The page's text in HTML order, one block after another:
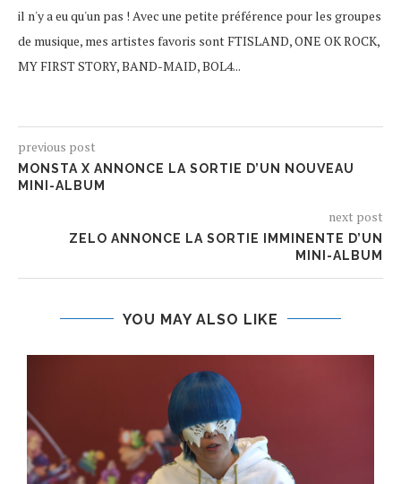
il n'y a eu qu'un pas ! Avec une petite préférence pour les groupes
de musique, mes artistes favoris sont FTISLAND, ONE OK ROCK,
MY FIRST STORY, BAND-MAID, BOL4...
previous post
MONSTA X ANNONCE LA SORTIE D’UN NOUVEAU
MINI-ALBUM
next post
ZELO ANNONCE LA SORTIE IMMINENTE D’UN
MINI-ALBUM
YOU MAY ALSO LIKE